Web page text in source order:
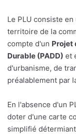
Le PLU consiste
territoire de la
compte d'un Projet
Durable (PADD) et
d'urbanisme, de
préalablement par
En l'absence d'un
doter d'une carte
simplifié